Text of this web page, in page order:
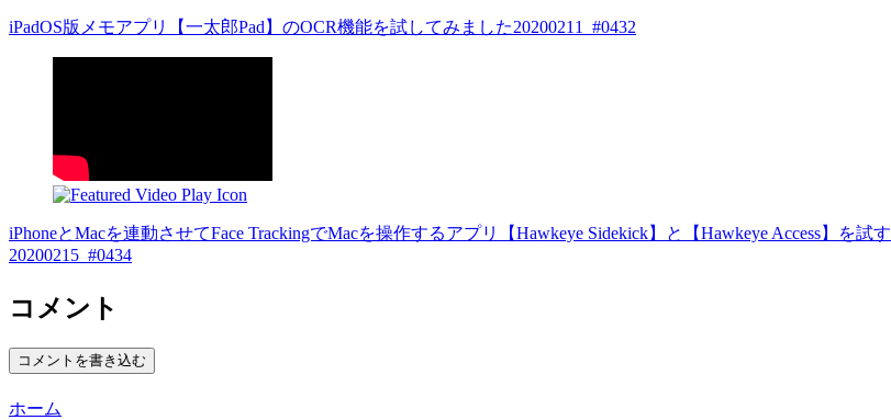
iPadOS版メモアプリ【一太郎Pad】のOCR機能を試してみました20200211_#0432
iPhoneとMacを連動させてFace TrackingでMacを操作するアプリ【Hawkeye Sidekick】と【Hawkeye Access】を試す
20200215_#0434
コメント
コメントを書き込む
ホーム